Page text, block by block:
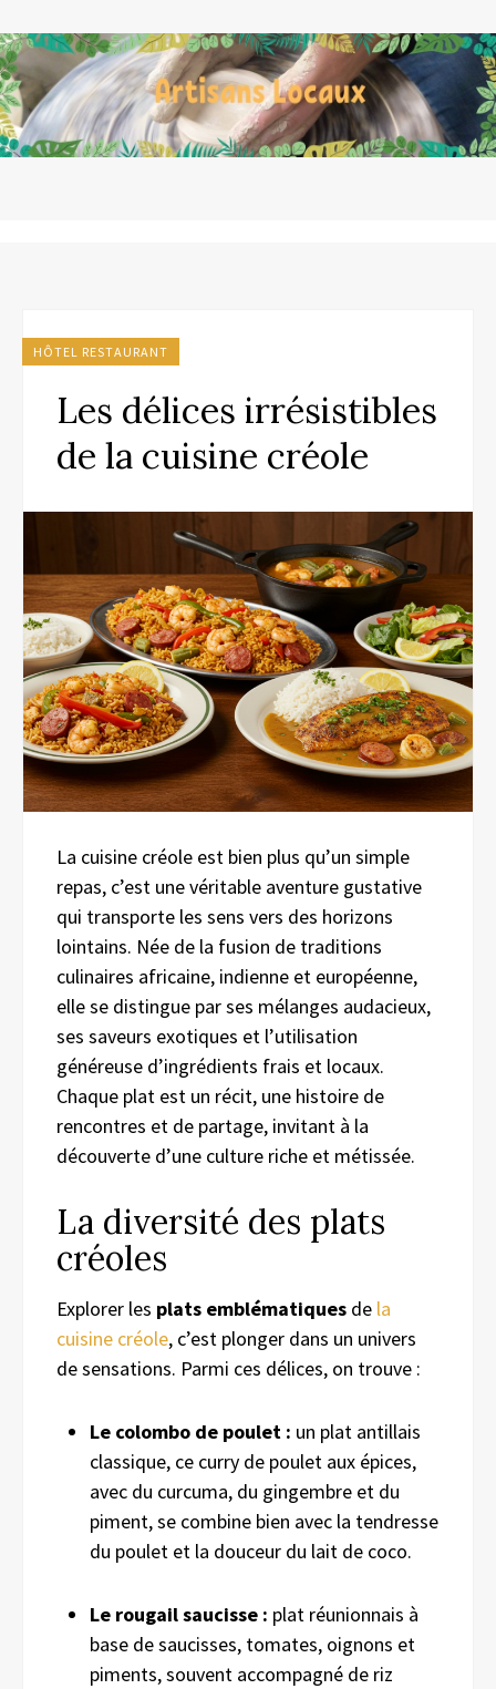
HÔTEL RESTAURANT
Les délices irrésistibles
de la cuisine créole
La cuisine créole est bien plus qu’un simple
repas, c’est une véritable aventure gustative
qui transporte les sens vers des horizons
lointains. Née de la fusion de traditions
culinaires africaine, indienne et européenne,
elle se distingue par ses mélanges audacieux,
ses saveurs exotiques et l’utilisation
généreuse d’ingrédients frais et locaux.
Chaque plat est un récit, une histoire de
rencontres et de partage, invitant à la
découverte d’une culture riche et métissée.
La diversité des plats
créoles
Explorer les plats emblématiques de la
cuisine créole, c’est plonger dans un univers
de sensations. Parmi ces délices, on trouve :
Le colombo de poulet : un plat antillais
classique, ce curry de poulet aux épices,
avec du curcuma, du gingembre et du
piment, se combine bien avec la tendresse
du poulet et la douceur du lait de coco.
Le rougail saucisse : plat réunionnais à
base de saucisses, tomates, oignons et
piments, souvent accompagné de riz